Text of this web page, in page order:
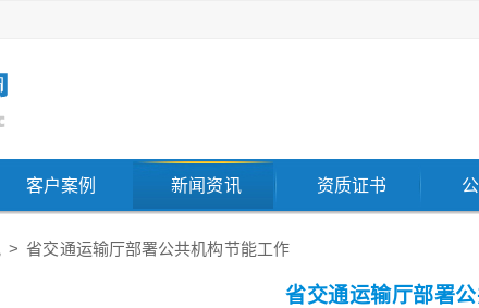
客户案例 新闻资讯 资质证书
> 省交通运输厅部署公共机构节能工作
省交通运输厅部署